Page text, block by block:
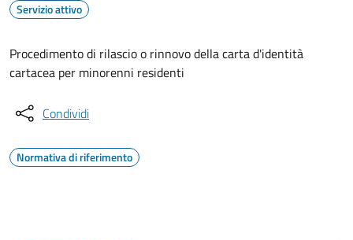
Servizio attivo
Procedimento di rilascio o rinnovo della carta d'identità
cartacea per minorenni residenti
Condividi
Normativa di riferimento